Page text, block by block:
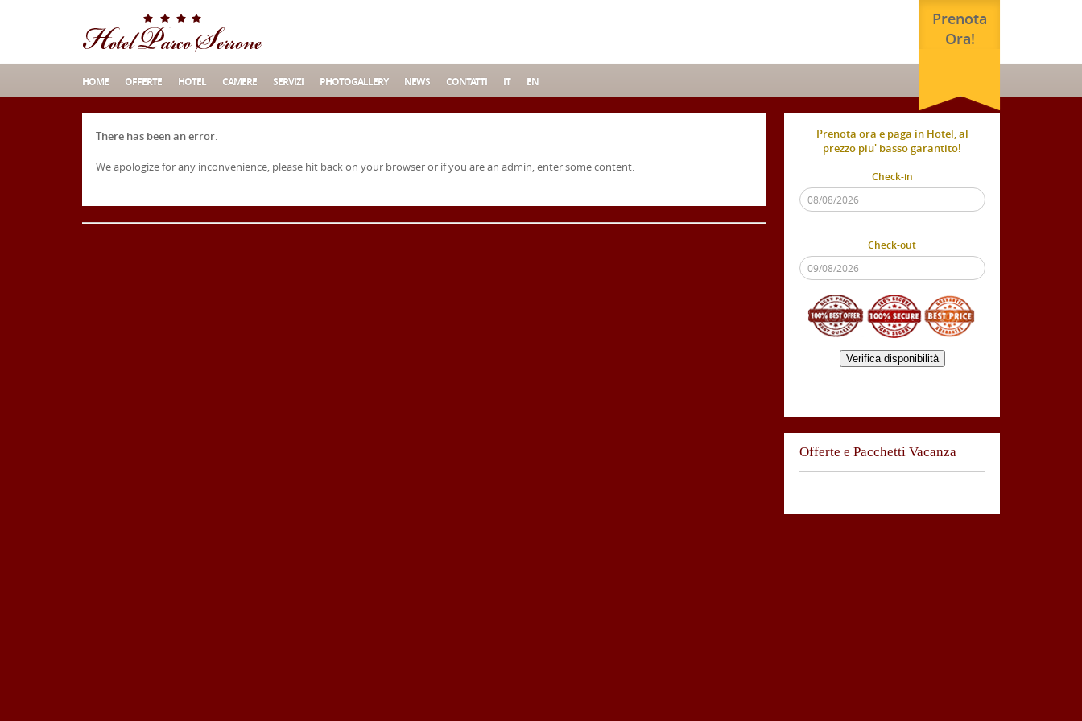
Prenota
Ora!
HOME OFFERTE HOTEL CAMERE SERVIZI PHOTOGALLERY NEWS CONTATTI IT EN
There has been an error.
We apologize for any inconvenience, please hit back on your browser or if you are an admin, enter some content.
Prenota ora e paga in Hotel, al
prezzo piu' basso garantito!
Check-in
Check-out
Verifica disponibilità
Offerte e Pacchetti Vacanza